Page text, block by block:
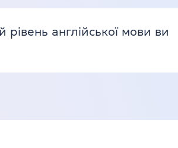
англійської мови ви